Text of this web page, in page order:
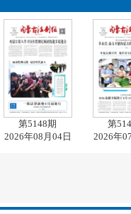
第5148期
2026年08月04日
第
2026年